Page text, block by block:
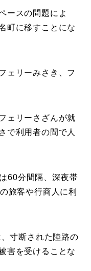
ースの問題によ
町に移すことにな
ェリーみさき、フ
ェリーさざんが就
で利用者の間で人
60分間隔、深夜帯
旅客や行商人に利
寸断された陸路の
害を受けることな